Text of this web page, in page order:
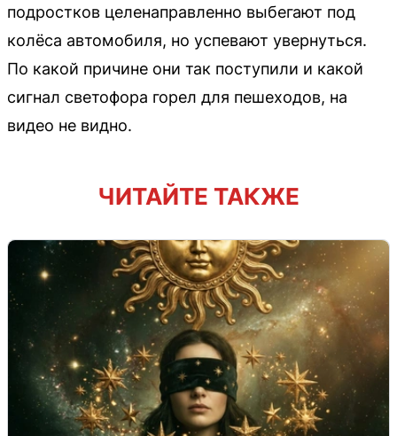
подростков целенаправленно выбегают под
колёса автомобиля, но успевают увернуться.
По какой причине они так поступили и какой
сигнал светофора горел для пешеходов, на
видео не видно.
ЧИТАЙТЕ ТАКЖЕ